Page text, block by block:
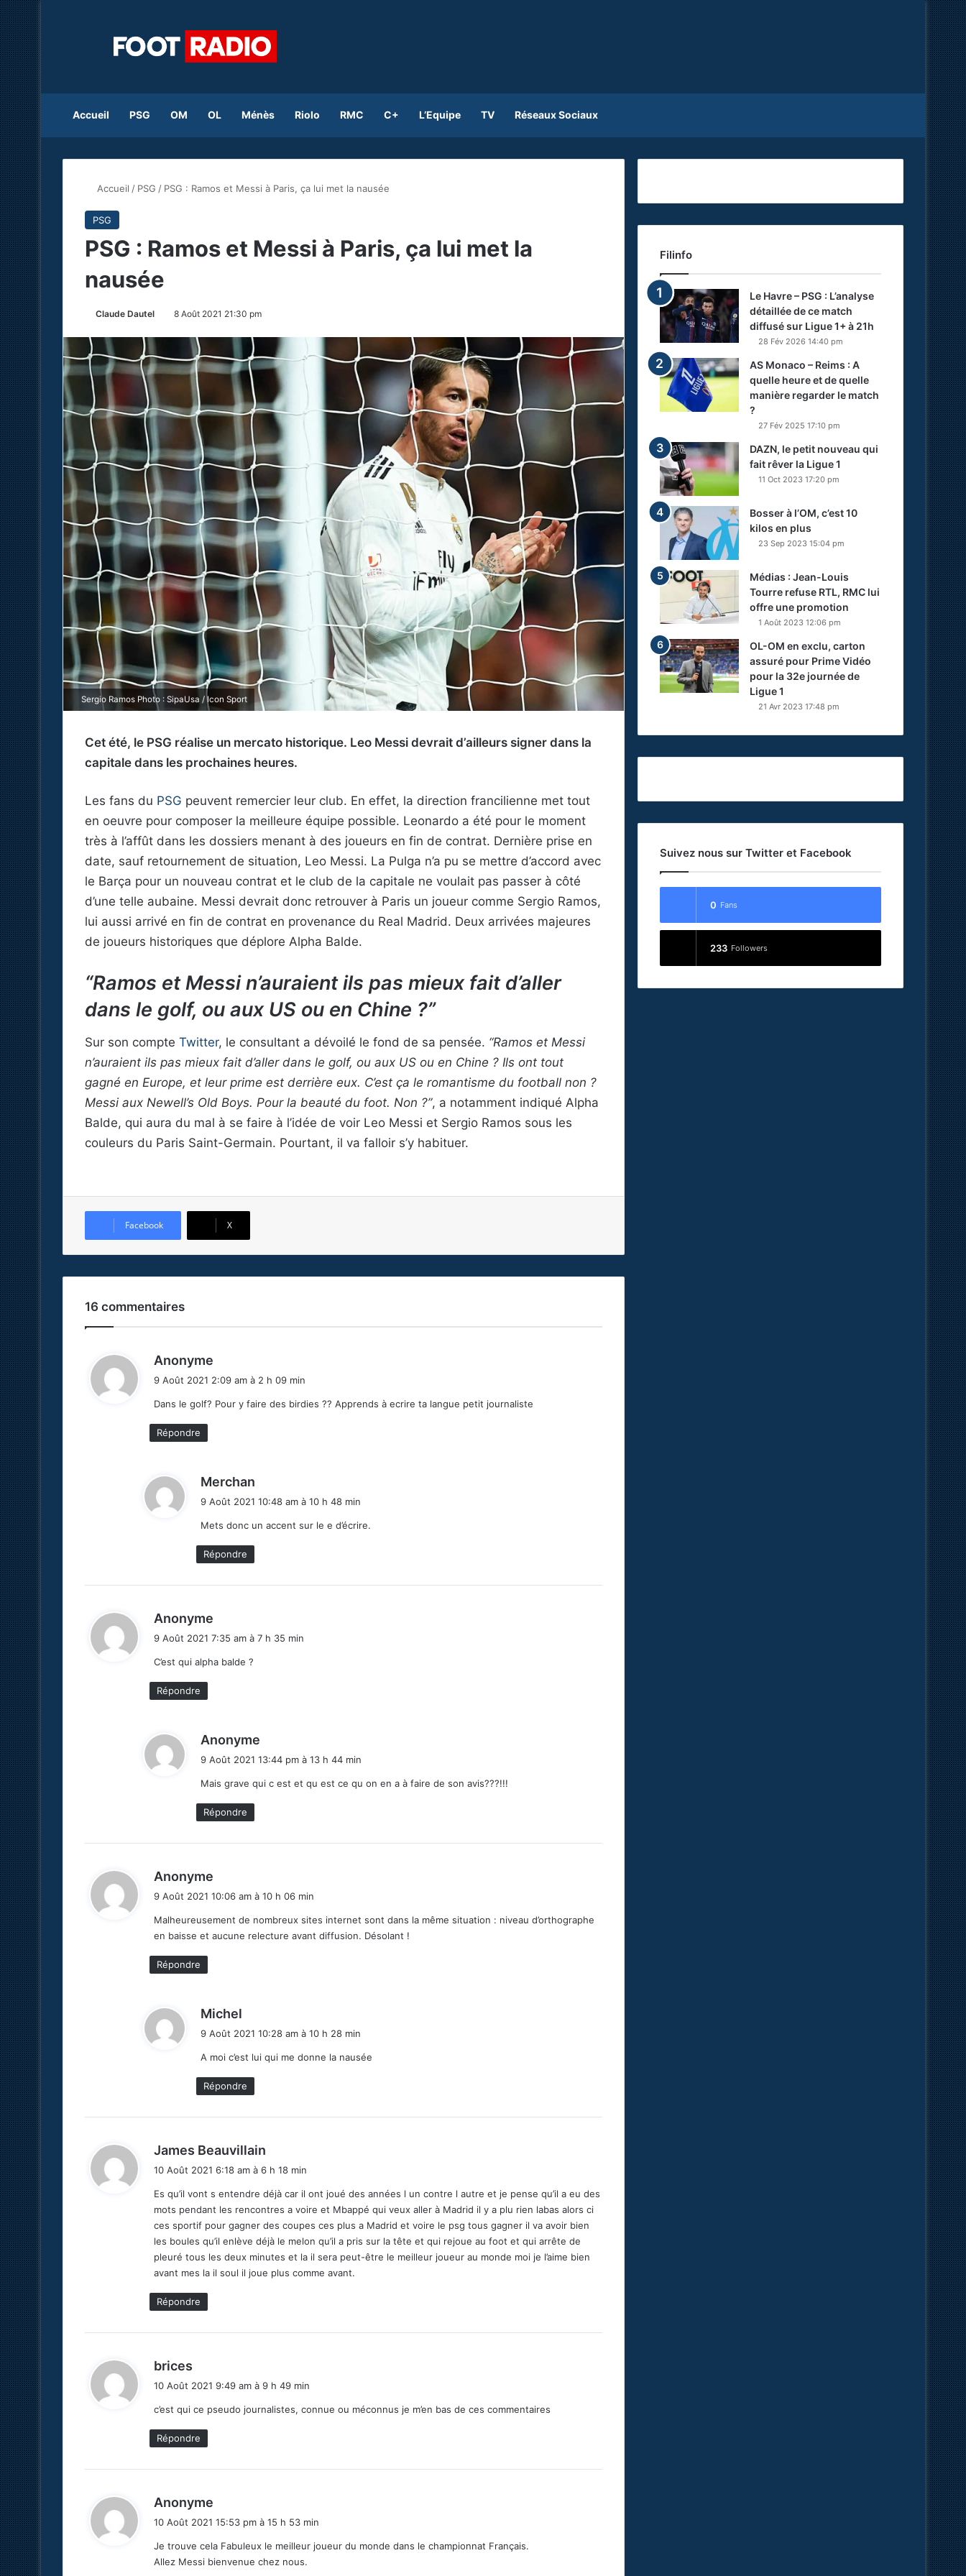
Accueil PSG OM OL Ménès Riolo RMC C+ L’Equipe TV Réseaux Sociaux
Accueil / PSG / PSG : Ramos et Messi à Paris, ça lui met la nausée
PSG
PSG : Ramos et Messi à Paris, ça lui met la
nausée
Claude Dautel 8 Août 2021 21:30 pm
Sergio Ramos Photo : SipaUsa / Icon Sport
Cet été, le PSG réalise un mercato historique. Leo Messi devrait d’ailleurs signer dans la
capitale dans les prochaines heures.
Les fans du PSG peuvent remercier leur club. En effet, la direction francilienne met tout
en oeuvre pour composer la meilleure équipe possible. Leonardo a été pour le moment
très à l’affût dans les dossiers menant à des joueurs en fin de contrat. Dernière prise en
date, sauf retournement de situation, Leo Messi. La Pulga n’a pu se mettre d’accord avec
le Barça pour un nouveau contrat et le club de la capitale ne voulait pas passer à côté
d’une telle aubaine. Messi devrait donc retrouver à Paris un joueur comme Sergio Ramos,
lui aussi arrivé en fin de contrat en provenance du Real Madrid. Deux arrivées majeures
de joueurs historiques que déplore Alpha Balde.
“Ramos et Messi n’auraient ils pas mieux fait d’aller
dans le golf, ou aux US ou en Chine ?”
Sur son compte Twitter, le consultant a dévoilé le fond de sa pensée. “Ramos et Messi
n’auraient ils pas mieux fait d’aller dans le golf, ou aux US ou en Chine ? Ils ont tout
gagné en Europe, et leur prime est derrière eux. C’est ça le romantisme du football non ?
Messi aux Newell’s Old Boys. Pour la beauté du foot. Non ?”, a notamment indiqué Alpha
Balde, qui aura du mal à se faire à l’idée de voir Leo Messi et Sergio Ramos sous les
couleurs du Paris Saint-Germain. Pourtant, il va falloir s’y habituer.
Facebook X
16 commentaires
Anonyme
i
9 Août 2021 2:09 am à 2 h 09 min
Dans le golf? Pour y faire des birdies ?? Apprends à ecrire ta langue petit journaliste
Répondre
Merchan
9 Août 2021 10:48 am à 10 h 48 min
Mets donc un accent sur le e d’écrire.
Répondre
Anonyme
i
9 Août 2021 7:35 am à 7 h 35 min
C’est qui alpha balde ?
Répondre
Anonyme
i
9 Août 2021 13:44 pm à 13 h 44 min
Mais grave qui c est et qu est ce qu on en a à faire de son avis???!!!
Répondre
Anonyme
i
:
9 Août 2021 10:06 am à 10 h 06 min
Malheureusement de nombreux sites internet sont dans la même situation : niveau d’orthographe
en baisse et aucune relecture avant diffusion. Désolant !
Répondre
Michel
i
:
9 Août 2021 10:28 am à 10 h 28 min
A moi c’est lui qui me donne la nausée
Répondre
James Beauvillain
:
10 Août 2021 6:18 am à 6 h 18 min
Es qu’il vont s entendre déjà car il ont joué des années l un contre l autre et je pense qu’il a eu des
mots pendant les rencontres a voire et Mbappé qui veux aller à Madrid il y a plu rien labas alors ci
ces sportif pour gagner des coupes ces plus a Madrid et voire le psg tous gagner il va avoir bien
les boules qu’il enlève déjà le melon qu’il a pris sur la tête et qui rejoue au foot et qui arrête de
pleuré tous les deux minutes et la il sera peut-être le meilleur joueur au monde moi je l’aime bien
avant mes la il soul il joue plus comme avant.
Répondre
brices
i
:
10 Août 2021 9:49 am à 9 h 49 min
c’est qui ce pseudo journalistes, connue ou méconnus je m’en bas de ces commentaires
Répondre
Anonyme
:
10 Août 2021 15:53 pm à 15 h 53 min
Je trouve cela Fabuleux le meilleur joueur du monde dans le championnat Français.
Allez Messi bienvenue chez nous.
Filinfo
Le Havre – PSG : L’analyse
détaillée de ce match
diffusé sur Ligue 1+ à 21h
28 Fév 2026 14:40 pm
AS Monaco – Reims : A
quelle heure et de quelle
manière regarder le match
?
27 Fév 2025 17:10 pm
DAZN, le petit nouveau qui
fait rêver la Ligue 1
11 Oct 2023 17:20 pm
Bosser à l’OM, c’est 10
kilos en plus
23 Sep 2023 15:04 pm
Médias : Jean-Louis
Tourre refuse RTL, RMC lui
offre une promotion
1 Août 2023 12:06 pm
OL-OM en exclu, carton
assuré pour Prime Vidéo
pour la 32e journée de
Ligue 1
21 Avr 2023 17:48 pm
Suivez nous sur Twitter et Facebook
0 Fans
233 Followers